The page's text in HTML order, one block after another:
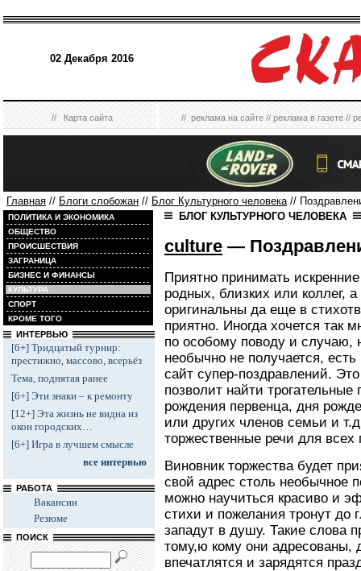
02 Декабря 2016
//Карта сайта //реклама на сайте//реклама в газете//
Главная // Блоги слобожан // Блог Культурного человека//
ПОЛИТИКА И ЭКОНОМИКА
ОБЩЕСТВО
ПРОИСШЕСТВИЯ
ЗАГРАНИЦА
БИЗНЕС И ФИНАНСЫ
КУЛЬТУРА
СПОРТ
КРОМЕ ТОГО
ИНТЕРВЬЮ
[6+] Тридцатый турнир:
престижно, массово, всерьёз
Тема, поднятая ранее
[6+] Эти знаки – к ремонту
[12+] Эта жизнь не видна из
окон городских…
[6+] Игра в лучшем смысле
все интервью
РАБОТА
Вакансии
Резюме
ПОИСК
БЛОГ КУЛЬТУРНОГО ЧЕЛОВЕКА
culture —
Приятно принимать
родных, близких или коллег,
оригинальны да еще в
приятно. Иногда хочется так
по особому поводу и случаю,
необычно не получается,
сайт супер-поздравлений.
позволит найти
рождения первенца, дня
или других членов семьи и
торжественные речи для
Виновник торжества будет
свой адрес столь необычное
можно научиться красиво и
стихи и пожелания тронут до
западут в душу. Такие слова
тому,ю кому они адресованы,
впечатлятся и зарядятся